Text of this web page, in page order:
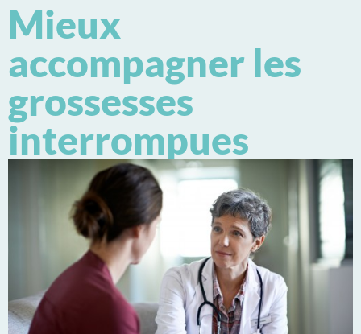
Mieux
accompagner les
grossesses
interrompues